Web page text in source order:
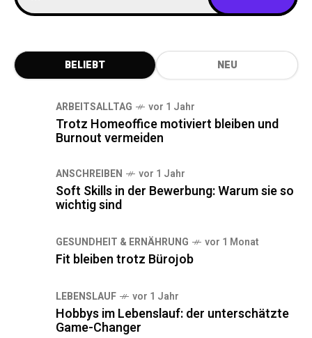
BELIEBT NEU
ARBEITSALLTAG vor 1 Jahr
Trotz Homeoffice motiviert bleiben und
Burnout vermeiden
ANSCHREIBEN vor 1 Jahr
Soft Skills in der Bewerbung: Warum sie so
wichtig sind
GESUNDHEIT & ERNÄHRUNG vor 1 Monat
Fit bleiben trotz Bürojob
LEBENSLAUF vor 1 Jahr
Hobbys im Lebenslauf: der unterschätzte
Game-Changer